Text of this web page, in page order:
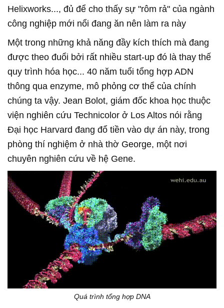
Helixworks..., đủ để cho thấy sự "rôm rả" của ngành
công nghiệp mới nổi đang ăn nên làm ra này
Một trong những khả năng đầy kích thích mà đang
được theo đuổi bởi rất nhiều start-up đó là thay thế
quy trình hóa học... 40 năm tuổi tổng hợp ADN
thông qua enzyme, mô phỏng cơ thể của chính
chúng ta vậy. Jean Bolot, giám đốc khoa học thuộc
viện nghiên cứu Technicolor ở Los Altos nói rằng
Đại học Harvard đang đổ tiền vào dự án này, trong
phòng thí nghiệm ở nhà thờ George, một nơi
chuyên nghiên cứu về hệ Gene.
Quá trình tổng hợp DNA